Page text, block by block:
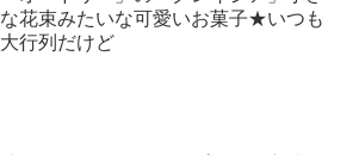
な花束みたいな可愛いお菓子★いつも
大行列だけど